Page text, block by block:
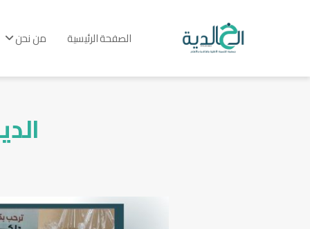
الصفحة الرئيسية من نحن